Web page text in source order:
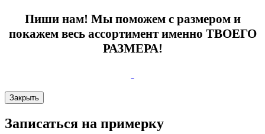
Пиши нам! Мы поможем с размером и
покажем весь ассортимент именно ТВОЕГО
РАЗМЕРА!
Закрыть
Записаться на примерку